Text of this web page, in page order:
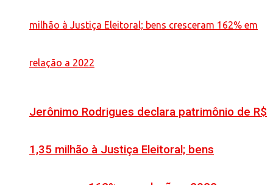
Jerônimo Rodrigues declara patrimônio de R$
1,35 milhão à Justiça Eleitoral; bens